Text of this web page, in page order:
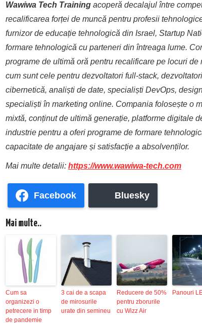
Wawiwa Tech Training acoperă decalajul între
recalificarea forței de muncă pentru profesii
furnizor de educație tehnologică din Israel, Startup
formare tehnologică cu parteneri din întreaga lume.
programe de ultimă oră pentru recalificare pe locuri
cum sunt cele pentru dezvoltatori full-stack,
cibernetică, analiști de date, specialiști DevOps,
specialiști în marketing online. Compania folosește o
mixtă, conținut de ultimă generație, platforme digitale
industrie pentru a oferi programe de formare
capacitate de angajare și satisfacție a absolvenților.
Mai multe detalii: https://www.wawiwa-tech.com
Facebook Bluesky
Mai multe..
Cum sa
organizezi o
petrecere in timp
de pandemie
3 cai de a scapa
de mirosurile
urate din semineu
Reducere de 50%
pentru zborurile
cu Wizz Air
Panouri